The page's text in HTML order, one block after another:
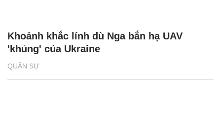
QUÂN SỰ
Khoảnh khắc lính dù Nga bắn hạ UAV
'khủng' của Ukraine